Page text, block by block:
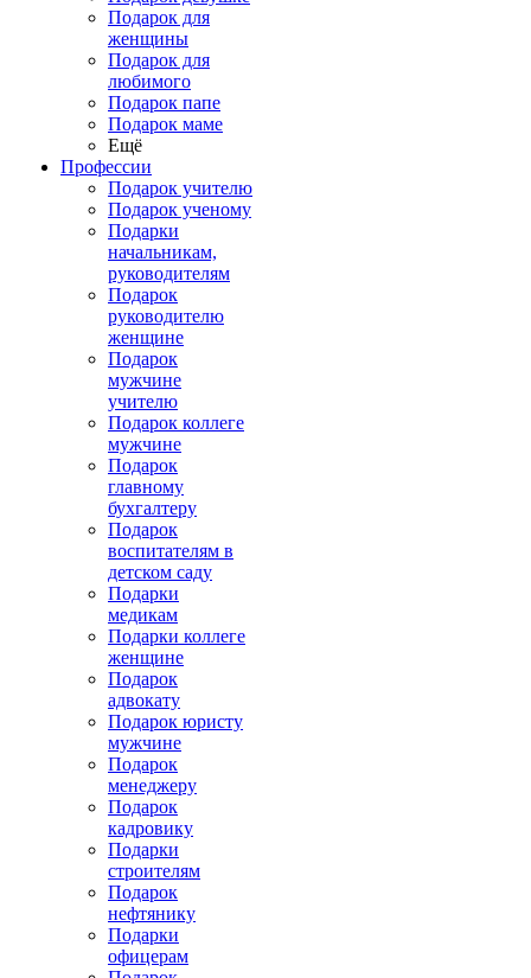
Подарок для
женщины
Подарок для
любимого
Подарок папе
Подарок маме
Ещё
Профессии
Подарок учителю
Подарок ученому
Подарки
начальникам,
руководителям
Подарок
руководителю
женщине
Подарок
мужчине
учителю
Подарок коллеге
мужчине
Подарок
главному
бухгалтеру
Подарок
воспитателям в
детском саду
Подарки
медикам
Подарки коллеге
женщине
Подарок
адвокату
Подарок юристу
мужчине
Подарок
менеджеру
Подарок
кадровику
Подарки
строителям
Подарок
нефтянику
Подарки
офицерам